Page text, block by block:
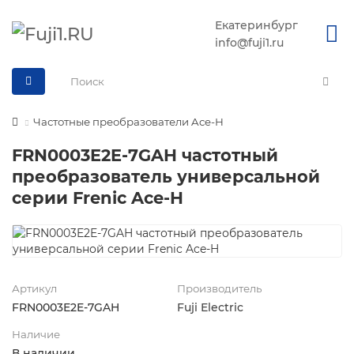
Екатеринбург
info@fuji1.ru
Частотные преобразователи Ace-H
FRN0003E2E-7GAH частотный
преобразователь универсальной
серии Frenic Ace-H
Артикул
FRN0003E2E-7GAH
Производитель
Fuji Electric
Наличие